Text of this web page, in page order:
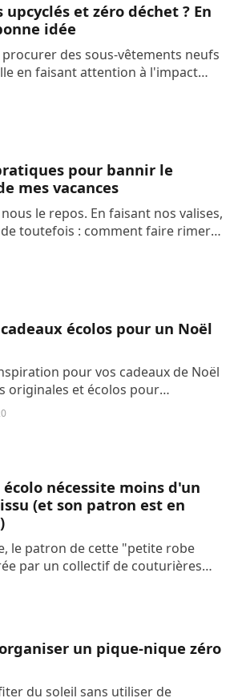
upcyclés et zéro déchet ? En
idée
des sous-vêtements neufs
en faisant attention à l'impact
la planète ? La marque
pour bannir le
mes vacances
le repos. En faisant nos valises,
toutefois : comment faire rimer
écolos avec notre séjour en
campagne ou au bord de...
écolos pour un Noël
pour vos cadeaux de Noël
originales et écolos pour
et grands.
nécessite moins d'un
(et son patron est en
le patron de cette "petite robe
par un collectif de couturières
grandes maisons, comme Chanel,
un pique-nique zéro
du soleil sans utiliser de